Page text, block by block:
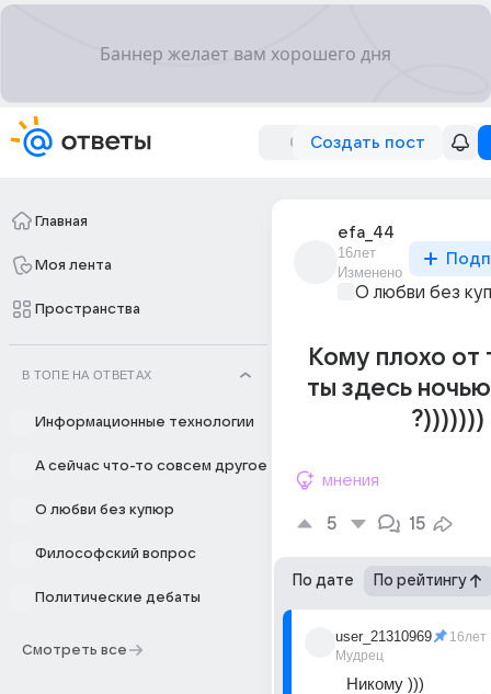
Создать пост
Главная
Моя лента
Пространства
В ТОПЕ НА ОТВЕТАХ
Информационные технологии
А сейчас что-то совсем другое
О любви без купюр
Философский вопрос
Политические дебаты
Смотреть все
efa_44
16лет
Изменено
О любви без
Кому плохо от
ты здесь
?)))))))
мнения
5 15
По дате По рейтингу
user_21310969
Мудрец
16лет
Никому )))